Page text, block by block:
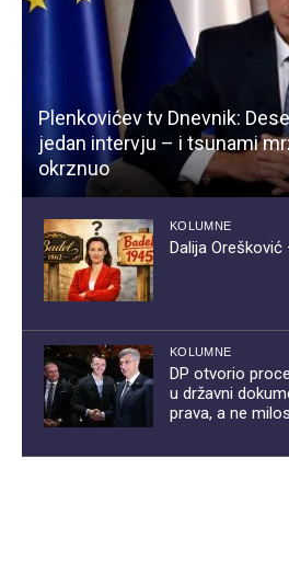
Plenkovićev tv Dnevnik:
jedan intervju – i tsunami
okrznuo
KOLUMNE
Dalija
KOLUMNE
DP otvorio
u državni
prava, a ne